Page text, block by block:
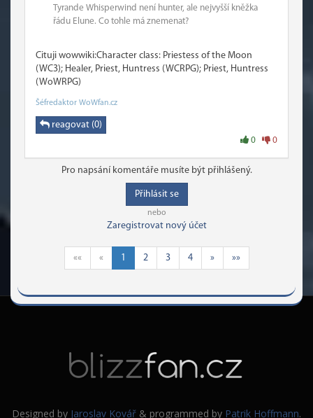
Tyrande Whisperwind není hunter, ale nejvyšší kněžka
řádu Elune. Co tohle má znemenat?
Cituji wowwiki:Character class: Priestess of the Moon
(WC3); Healer, Priest, Huntress (WCRPG); Priest, Huntress
(WoWRPG)
Šéfredaktor WoWfan.cz
reagovat (0)
0 0
Pro napsání komentáře musíte být přihlášený.
Přihlásit se
nebo
Zaregistrovat nový účet
«« « 1 2 3 4 » »»
Designed by Jaroslav Kovář & programmed by Patrik Hoffmann.